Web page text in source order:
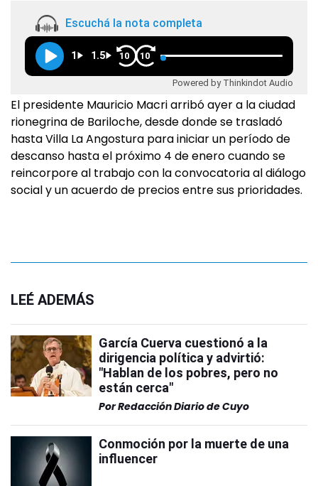
Escuchá la nota completa
1 1.5 10 10
Powered by Thinkindot Audio
El presidente Mauricio Macri arribó ayer a la ciudad
rionegrina de Bariloche, desde donde se trasladó
hasta Villa La Angostura para iniciar un período de
descanso hasta el próximo 4 de enero cuando se
reincorpore al trabajo con la convocatoria al diálogo
social y un acuerdo de precios entre sus prioridades.
LEÉ ADEMÁS
García Cuerva cuestionó a la
dirigencia política y advirtió:
"Hablan de los pobres, pero no
están cerca"
PorRedacción Diario de Cuyo
Conmoción por la muerte de una
influencer